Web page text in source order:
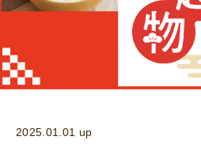
2025.01.01 up